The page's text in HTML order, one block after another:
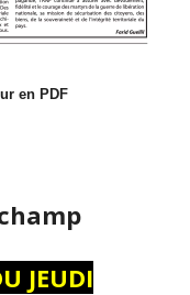
en PDF
JEUDI